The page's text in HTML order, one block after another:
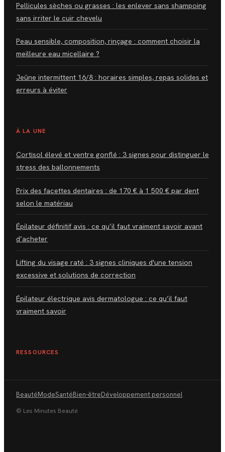
Pellicules sèches ou grasses : les enlever sans shampoing
sans irriter le cuir chevelu
Peau sensible, composition, rinçage : comment choisir la
meilleure eau micellaire ?
Jeûne intermittent 16/8 : horaires simples, repas solides et
erreurs à éviter
À LA UNE
Cortisol élevé et ventre gonflé : 3 signes pour distinguer le
stress des ballonnements
Prix des facettes dentaires : de 170 € à 1 500 € par dent
selon le matériau
Épilateur définitif avis : ce qu’il faut vraiment savoir avant
d’acheter
Lifting du visage raté : 3 signes cliniques d'une tension
excessive et solutions de correction
Épilateur électrique avis dermatologue : ce qu’il faut
vraiment savoir
RESSOURCES
BeautéModeSantéBien-êtreDéveloppement personnel
© Les Minutes Beauté